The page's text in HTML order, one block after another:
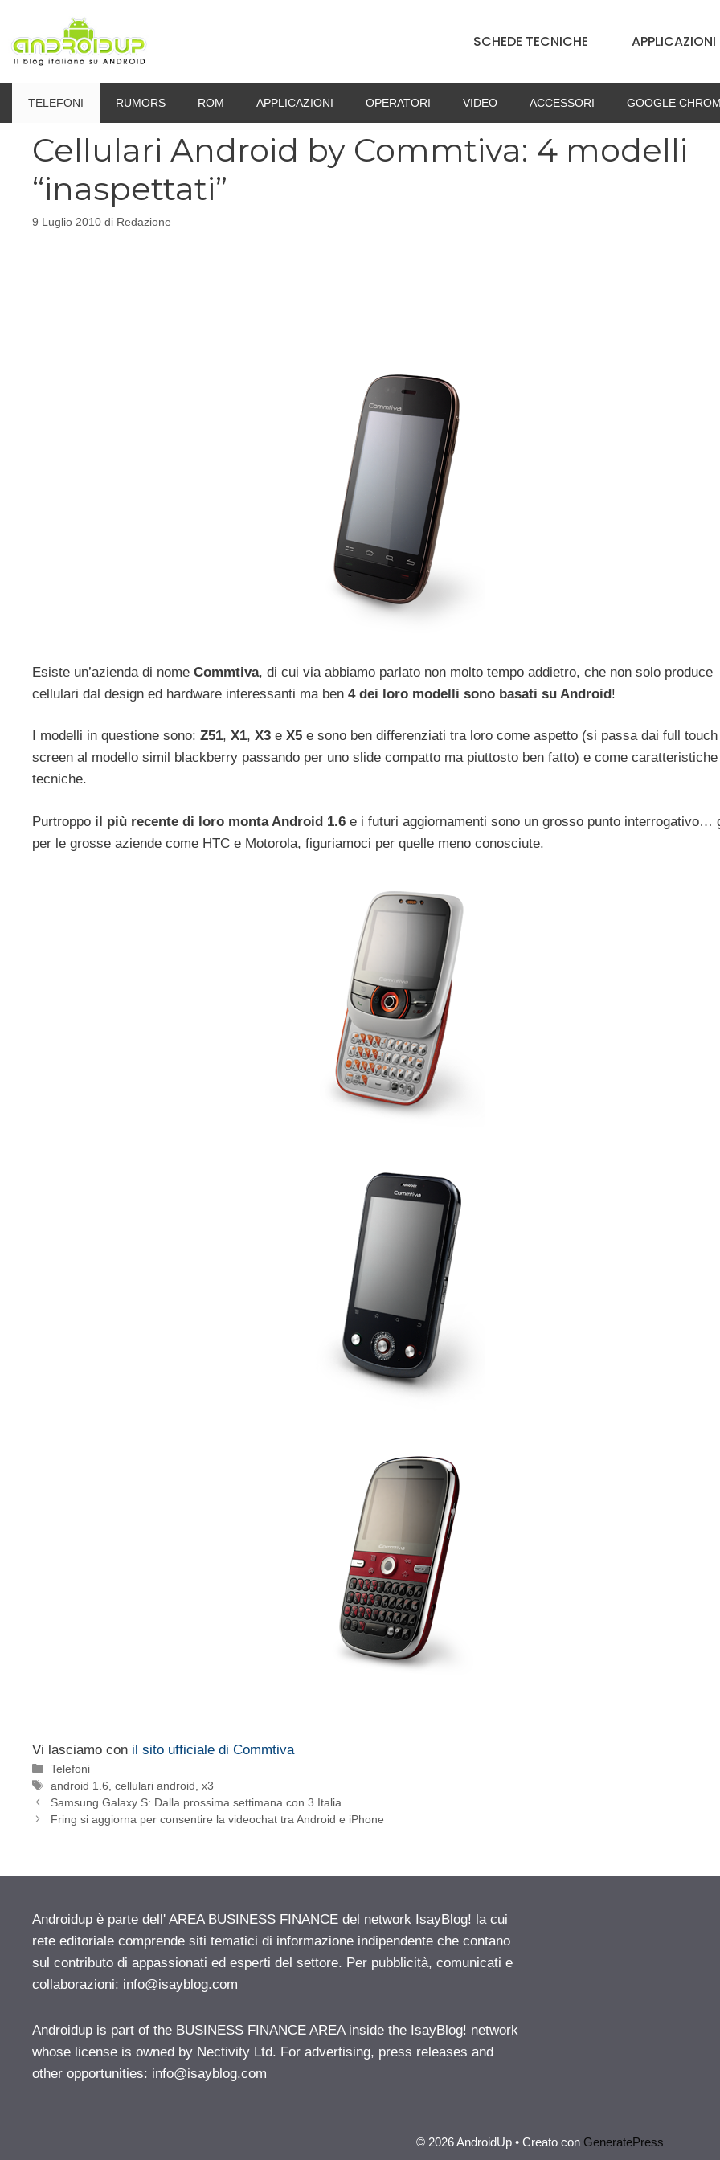
contenuto
SCHEDE TECNICHE APPLICAZIONI
TELEFONI RUMORS ROM APPLICAZIONI OPERATORI VIDEO ACCESSORI GOOGLE
Cellulari Android by Commtiva: 4 modelli
“inaspettati”
9 Luglio 2010 di Redazione
Esiste un’azienda di nome Commtiva, di cui via abbiamo parlato non molto tempo addietro, che non solo produce
cellulari dal design ed hardware interessanti ma ben 4 dei loro modelli sono basati su Android!
I modelli in questione sono: Z51, X1, X3 e X5 e sono ben differenziati tra loro come aspetto (si passa dai full touch
screen al modello simil blackberry passando per uno slide compatto ma piuttosto ben fatto) e come caratteristiche
tecniche.
Purtroppo il più recente di loro monta Android 1.6 e i futuri aggiornamenti sono un grosso punto interrogativo…
per le grosse aziende come HTC e Motorola, figuriamoci per quelle meno conosciute.
Vi lasciamo con il sito ufficiale di Commtiva
Categorie
Telefoni
Tag
android 1.6 ,cellulari android ,x3
Samsung Galaxy S: Dalla prossima settimana con 3 Italia
Fring si aggiorna per consentire la videochat tra Android e iPhone
Androidup è parte dell' AREA BUSINESS FINANCE del network IsayBlog! la cui
rete editoriale comprende siti tematici di informazione indipendente che contano
sul contributo di appassionati ed esperti del settore. Per pubblicità, comunicati e
collaborazioni: info@isayblog.com
Androidup is part of the BUSINESS FINANCE AREA inside the IsayBlog! network
whose license is owned by Nectivity Ltd. For advertising, press releases and
other opportunities: info@isayblog.com
© 2026 AndroidUp • Creato con GeneratePress